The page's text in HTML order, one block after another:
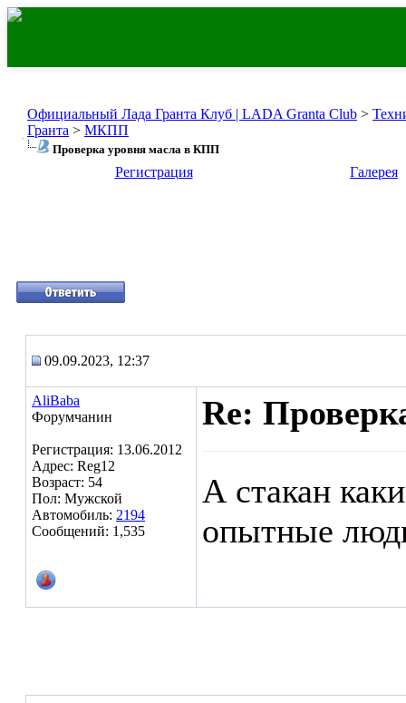
Официальный Лада Гранта Клуб | LADA Granta Club >
Гранта > МКПП
Проверка уровня масла в КПП
Регистрация Галерея
09.09.2023, 12:37
AliBaba
Форумчанин
Регистрация: 13.06.2012
Адрес: Reg12
Возраст: 54
Пол: Мужской
Автомобиль: 2194
Сообщений: 1,535
Re:
А стакан
опытные